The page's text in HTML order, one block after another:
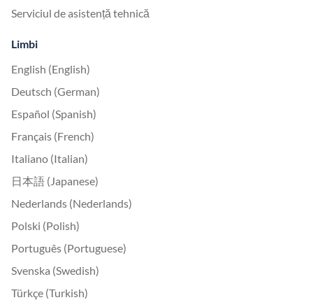
Serviciul de asistență tehnică
Limbi
English (English)
Deutsch (German)
Español (Spanish)
Français (French)
Italiano (Italian)
日本語 (Japanese)
Nederlands (Nederlands)
Polski (Polish)
Português (Portuguese)
Svenska (Swedish)
Türkçe (Turkish)